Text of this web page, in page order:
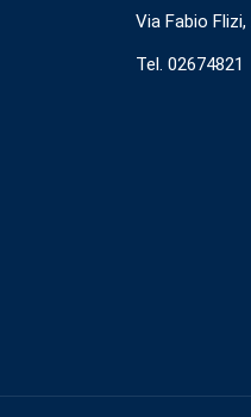
Via Fabio
Tel. 02674821